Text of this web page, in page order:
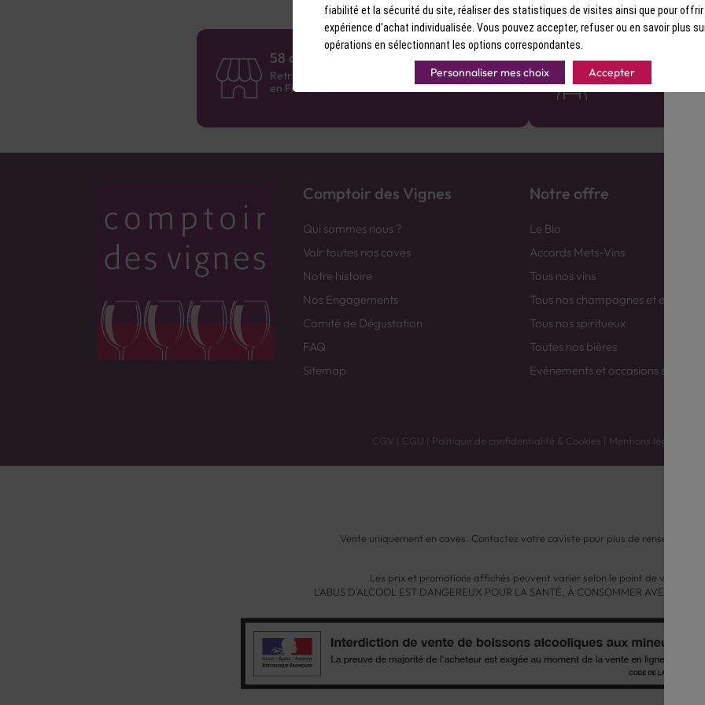
58 caves en France
Retrouvez le réseau Comptoir des Vignes partout
en France !
Des cavistes à
Bénéficiez de
avec le sourire :)
Comptoir des Vignes
Qui sommes nous ?
Voir toutes nos caves
Notre histoire
Nos Engagements
Comité de Dégustation
FAQ
Sitemap
Notre offre
Le Bio
Accords Mets-Vins
Tous nos vins
Tous nos champagnes et
Tous nos spiritueux
Toutes nos bières
Evénements et occasions spéciales
CGV | CGU | Politique de confidentialité & Cookies | Mentions légales
Vente uniquement en caves. Contactez votre caviste pour plus de
Les prix et promotions affichés peuvent varier selon le point de vente.
L'ABUS D'ALCOOL EST DANGEREUX POUR LA SANTÉ, À CONSOMMER AVEC
fiabilité et la sécurité du site, réaliser des statistiques de visites ainsi que pour offrir
expérience d'achat individualisée. Vous pouvez accepter, refuser ou en savoir plus
opérations en sélectionnant les options correspondantes.
Personnaliser mes choix Accepter